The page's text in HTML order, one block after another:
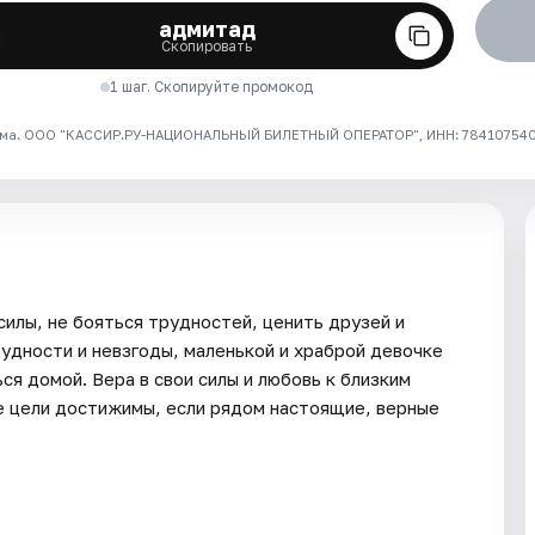
адмитад
Скопировать
1 шаг. Скопируйте промокод
ООО "КАССИР.РУ-НАЦИОНАЛЬНЫЙ БИЛЕТНЫЙ ОПЕРАТОР", ИНН: 7841075409
не бояться трудностей, ценить друзей и
и невзгоды, маленькой и храброй девочке
домой. Вера в свои силы и любовь к близким
цели достижимы, если рядом настоящие, верные